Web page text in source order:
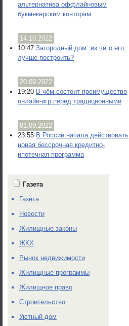
альтернатива оффлайновым
букмекерским конторам
14.10.2022
10:47 Загородный дом: из чего его
лучше построить?
20.09.2022
19:20 В чём состоит преимущество
онлайн-игр перед традиционными
01.09.2022
23:55 В России начала действовать
новая бессрочная кредитно-
ипотечная программа
Газета
Газета
Новости
Жилищные законы
ЖКХ
Рынок недвижимости
Жилищные программы
Жилищное право
Строительство
Уютный дом